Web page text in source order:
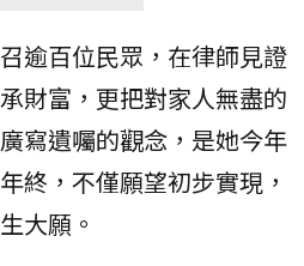
逾百位民眾，在律師見證
財富，更把對家人無盡的
寫遺囑的觀念，是她今年
終，不僅願望初步實現，
大願。